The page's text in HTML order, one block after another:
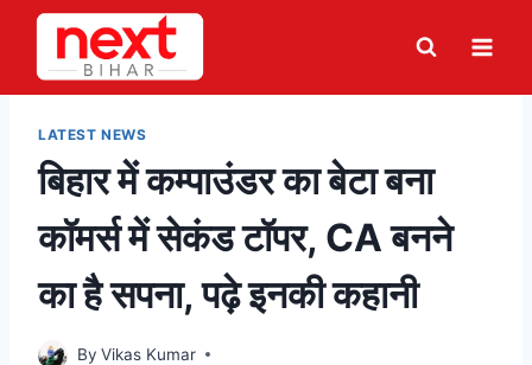
Skip
content
LATEST NEWS
बिहार में कम्पाउंडर का बेटा बना
कॉमर्स में सेकंड टॉपर, CA बनने
का है सपना, पढ़े इनकी कहानी
By Vikas Kumar